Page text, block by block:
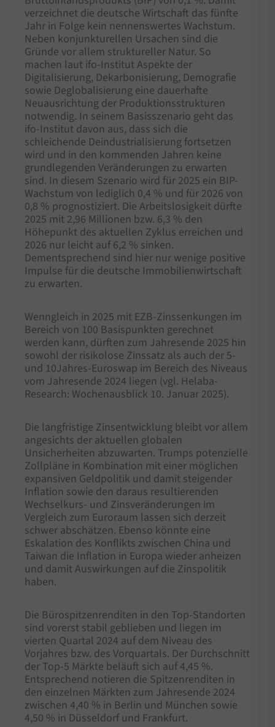
verzeichnet die deutsche Wirtschaft das fünfte
Jahr in Folge kein nennenswertes Wachstum.
Neben konjunkturellen Ursachen sind die
Gründe vor allem struktureller Natur. So
machen laut ifo-Institut Aspekte der
Digitalisierung, Dekarbonisierung, Demografie
sowie Deglobalisierung eine dauerhafte
Neuausrichtung der Produktionsstrukturen
notwendig. In seinem Basisszenario geht das
ifo-Institut davon aus, dass sich die
schleichende Deindustrialisierung fortsetzen
wird und in den kommenden Jahren keine
grundlegenden Veränderungen zu erwarten
sind. In diesem Szenario wird für 2025 ein BIP-
Wachstum von lediglich 0,4 % und für 2026 von
0,8 % prognostiziert. Die Arbeitslosigkeit dürfte
2025 mit 2,96 Millionen bzw. 6,3 % den
Höhepunkt des aktuellen Zyklus erreichen und
2026 nur leicht auf 6,2 % sinken.
Dementsprechend sind hier nur wenige positive
Impulse für die deutsche Immobilienwirtschaft
zu erwarten.
Wenngleich in 2025 mit EZB-Zinssenkungen im
Bereich von 100 Basispunkten gerechnet
werden kann, dürften zum Jahresende 2025 hin
sowohl der risikolose Zinssatz als auch der 5-
und 10Jahres-Euroswap im Bereich des Niveaus
vom Jahresende 2024 liegen (vgl. Helaba-
Research: Wochenausblick 10. Januar 2025).
Die langfristige Zinsentwicklung bleibt vor allem
angesichts der aktuellen globalen
Unsicherheiten abzuwarten. Trumps potenzielle
Zollpläne in Kombination mit einer möglichen
expansiven Geldpolitik und damit steigender
Inflation sowie den daraus resultierenden
Wechselkurs- und Zinsveränderungen im
Vergleich zum Euroraum lassen sich derzeit
schwer abschätzen. Ebenso könnte eine
Eskalation des Konflikts zwischen China und
Taiwan die Inflation in Europa wieder anheizen
und damit Auswirkungen auf die Zinspolitik
haben.
Die Bürospitzenrenditen in den Top-Standorten
sind vorerst stabil geblieben und liegen im
vierten Quartal 2024 auf dem Niveau des
Vorjahres bzw. des Vorquartals. Der Durchschnitt
der Top-5 Märkte beläuft sich auf 4,45 %.
Entsprechend notieren die Spitzenrenditen in
den einzelnen Märkten zum Jahresende 2024
zwischen 4,40 % in Berlin und München sowie
4,50 % in Düsseldorf und Frankfurt.